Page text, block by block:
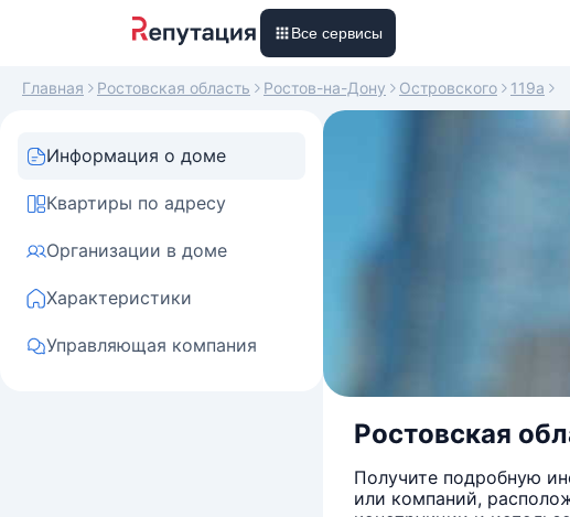
Все сервисы
Главная Ростовская область Ростов-на-Дону Островского 119а
Информация о доме
Квартиры по адресу
Организации в доме
Характеристики
Управляющая компания
Ростовская
Получите подробную
или компаний,